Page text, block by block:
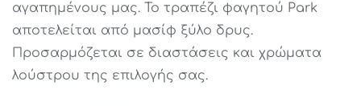
αγαπημένους μας. Το τραπέζι φαγητού Park
αποτελείται από μασίφ ξύλο δρυς.
Προσαρμόζεται σε διαστάσεις και χρώματα
λούστρου της επιλογής σας.